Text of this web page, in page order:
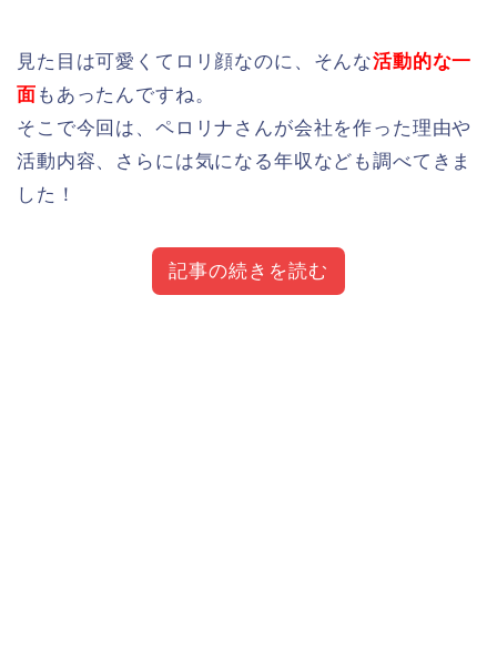
見た目は可愛くてロリ顔なのに、そんな活動的な一
面 もあったんですね。
そこで今回は、ペロリナさんが会社を作った理由や
活動内容、さらには気になる年収なども調べてきま
した！
記事の続きを読む